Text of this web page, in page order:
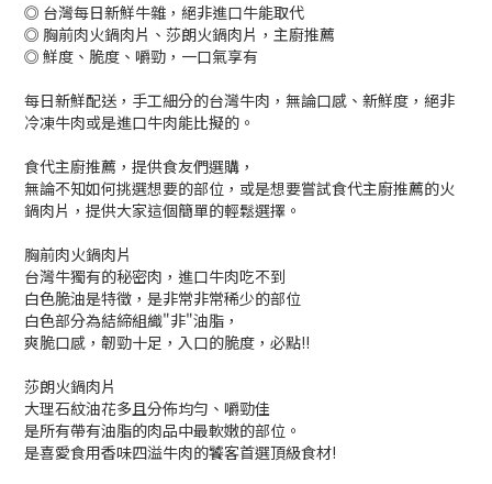
◎ 台灣每日新鮮牛雜，絕非進口牛能取代
◎ 胸前肉火鍋肉片、莎朗火鍋肉片，主廚推薦
◎ 鮮度、脆度、嚼勁，一口氣享有
每日新鮮配送，手工細分的台灣牛肉，無論口感、新鮮度，絕非
冷凍牛肉或是進口牛肉能比擬的。
食代主廚推薦，提供食友們選購，
無論不知如何挑選想要的部位，或是想要嘗試食代主廚推薦的火
鍋肉片，提供大家這個簡單的輕鬆選擇。
胸前肉火鍋肉片
台灣牛獨有的秘密肉，進口牛肉吃不到
白色脆油是特徵，是非常非常稀少的部位
白色部分為結締組織"非"油脂，
爽脆口感，韌勁十足，入口的脆度，必點!!
莎朗火鍋肉片
大理石紋油花多且分佈均勻、嚼勁佳
是所有帶有油脂的肉品中最軟嫩的部位。
是喜愛食用香味四溢牛肉的饕客首選頂級食材!